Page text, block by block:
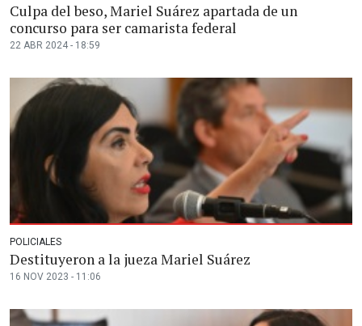
Culpa del beso, Mariel Suárez apartada de un
concurso para ser camarista federal
22 ABR 2024 - 18:59
POLICIALES
Destituyeron a la jueza Mariel Suárez
16 NOV 2023 - 11:06